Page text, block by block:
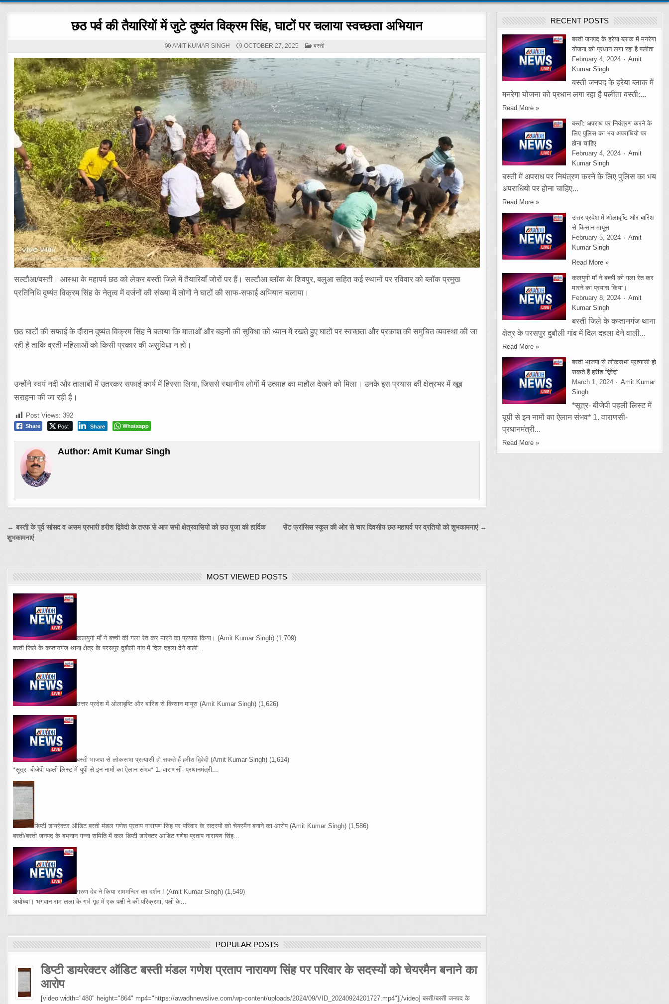
छठ पर्व की तैयारियों में जुटे दुष्यंत विक्रम सिंह, घाटों पर चलाया स्वच्छता अभियान
AMIT KUMAR SINGH OCTOBER 27, 2025
POSTED
IN
बस्ती
सल्टौआ/बस्ती। आस्था के महापर्व छठ को लेकर बस्ती जिले में तैयारियाँ जोरों पर हैं। सल्टौआ ब्लॉक के शिवपुर, बलुआ सहित कई स्थानों पर रविवार को ब्लॉक प्रमुख
प्रतिनिधि दुष्यंत विक्रम सिंह के नेतृत्व में दर्जनों की संख्या में लोगों ने घाटों की साफ-सफाई अभियान चलाया।
छठ घाटों की सफाई के दौरान दुष्यंत विक्रम सिंह ने बताया कि माताओं और बहनों की सुविधा को ध्यान में रखते हुए घाटों पर स्वच्छता और प्रकाश की समुचित व्यवस्था की जा
रही है ताकि व्रती महिलाओं को किसी प्रकार की असुविधा न हो।
उन्होंने स्वयं नदी और तालाबों में उतरकर सफाई कार्य में हिस्सा लिया, जिससे स्थानीय लोगों में उत्साह का माहौल देखने को मिला। उनके इस प्रयास की क्षेत्रभर में खूब
सराहना की जा रही है।
Post Views: 392
Share Post Share Whatsapp
Author:Amit Kumar Singh
Post
navigation
सेंट फ्रांसिस स्कूल की ओर से चार दिवसीय छठ महापर्व पर व्रतियों को शुभकामनाएं →
← बस्ती के पूर्व सांसद व असम प्रभारी हरीश द्विवेदी के तरफ से आप सभी क्षेत्रवासियों को छठ पूजा की हार्दिक
शुभकामनाएं
MOST VIEWED POSTS
कलयुगी माँ ने बच्ची की गला रेत कर मारने का प्रयास किया। (Amit Kumar Singh) (1,709)
बस्ती जिले के कप्तानगंज थाना क्षेत्र के परसपुर दुबौली गांव में दिल दहला देने वाली...
उत्तर प्रदेश में ओलाबृष्टि और बारिश से किसान मायूस (Amit Kumar Singh) (1,626)
बस्ती भाजपा से लोकसभा प्रत्यासी हो सकते हैं हरीश द्विवेदी (Amit Kumar Singh) (1,614)
*सूत्र- बीजेपी पहली लिस्ट में यूपी से इन नामों का ऐलान संभव* 1. वाराणसी- प्रधानमंत्री...
डिप्टी डायरेक्टर ऑडिट बस्ती मंडल गणेश प्रताप नारायण सिंह पर परिवार के सदस्यों को चेयरमैन बनाने का आरोप (Amit Kumar Singh) (1,586)
बस्ती/बस्ती जनपद के बभनान गन्ना समिति में कल डिप्टी डारेक्टर आडिट गणेश प्रताप नारायण सिंह...
गरुण देव ने किया राममन्दिर का दर्शन ! (Amit Kumar Singh) (1,549)
अयोध्या। भगवान राम लला के गर्भ गृह में एक पक्षी ने की परिक्रमा, पक्षी के...
POPULAR POSTS
डिप्टी डायरेक्टर ऑडिट बस्ती मंडल गणेश प्रताप नारायण सिंह पर परिवार के सदस्यों को चेयरमैन बनाने का
आरोप
[video width="480" height="864" mp4="https://awadhnewslive.com/wp-content/uploads/2024/09/VID_20240924201727.mp4"][/video] बस्ती/बस्ती जनपद के
RECENT POSTS
बस्ती जनपद के हरेया ब्लाक में मनरेगा
योजना को प्रधान लगा रहा है पलीता
February 4, 2024
Amit
Kumar Singh
बस्ती जनपद के हरेया ब्लाक में
मनरेगा योजना को प्रधान लगा रहा है पलीता बस्ती:...
Read More »
बस्ती: अपराध पर नियंत्रण करने के
लिए पुलिस का भय अपराधियो पर
होना चाहिए
February 4, 2024
Amit
Kumar Singh
बस्ती में अपराध पर नियंत्रण करने के लिए पुलिस का भय
अपराधियो पर होना चाहिए...
Read More »
उत्तर प्रदेश में ओलाबृष्टि और बारिश
से किसान मायूस
February 5, 2024
Amit
Kumar Singh
Read More »
कलयुगी माँ ने बच्ची की गला रेत कर
मारने का प्रयास किया।
February 8, 2024
Amit
Kumar Singh
बस्ती जिले के कप्तानगंज थाना
क्षेत्र के परसपुर दुबौली गांव में दिल दहला देने वाली...
Read More »
बस्ती भाजपा से लोकसभा प्रत्यासी हो
सकते हैं हरीश द्विवेदी
March 1, 2024
Amit Kumar
Singh
*सूत्र- बीजेपी पहली लिस्ट में
यूपी से इन नामों का ऐलान संभव* 1. वाराणसी-
प्रधानमंत्री...
Read More »